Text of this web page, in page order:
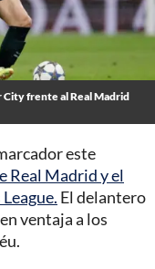
City frente al Real Madrid
este
Real Madrid y el
El delantero
ventaja a los